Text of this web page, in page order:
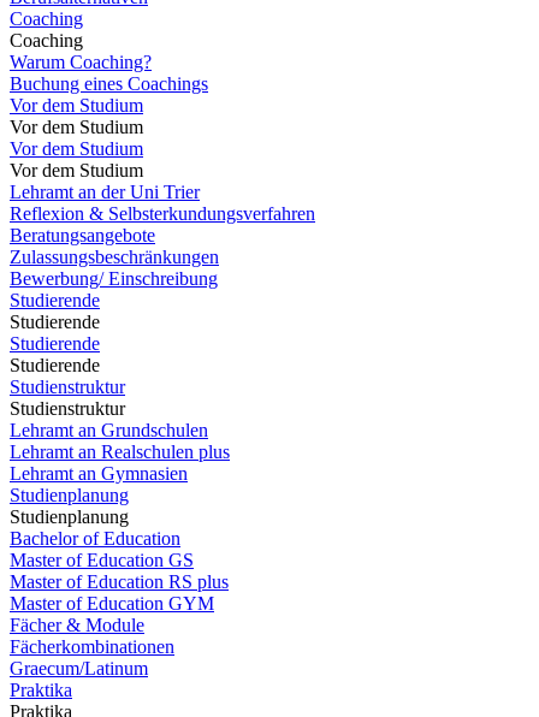
Coaching
Coaching
Warum Coaching?
Buchung eines Coachings
Vor dem Studium
Vor dem Studium
Vor dem Studium
Vor dem Studium
Lehramt an der Uni Trier
Reflexion & Selbsterkundungsverfahren
Beratungsangebote
Zulassungsbeschränkungen
Bewerbung/ Einschreibung
Studierende
Studierende
Studierende
Studierende
Studienstruktur
Studienstruktur
Lehramt an Grundschulen
Lehramt an Realschulen plus
Lehramt an Gymnasien
Studienplanung
Studienplanung
Bachelor of Education
Master of Education GS
Master of Education RS plus
Master of Education GYM
Fächer & Module
Fächerkombinationen
Graecum/Latinum
Praktika
Praktika